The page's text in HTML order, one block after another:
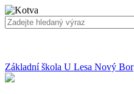
Základní škola U Lesa Nový Bor